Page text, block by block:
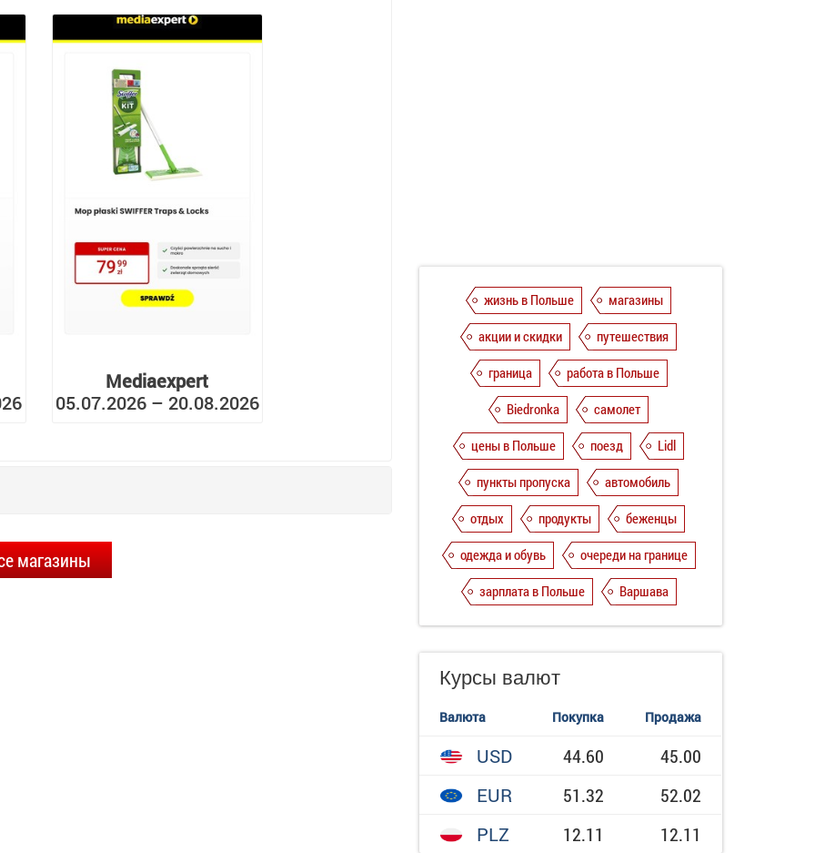
Mediaexpert
05.07.2026 – 20.08.2026
магазины
жизнь в Польше
магазины
акции и скидки
путешествия
граница
работа в Польше
Biedronka
самолет
цены в Польше
поезд
Lidl
пункты пропуска
автомобиль
отдых
продукты
беженцы
одежда и обувь
очереди на границе
зарплата в Польше
Варшава
Курсы валют
Валюта Покупка Продажа
USD 44.60
45.00
EUR
51.32
52.02
PLZ
12.11 12.11